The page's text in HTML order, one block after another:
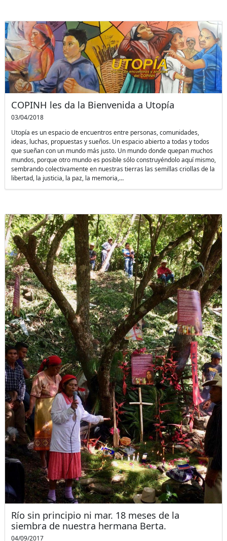
COPINH les da la Bienvenida a Utopía
03/04/2018
Utopía es un espacio de encuentros entre personas, comunidades,
ideas, luchas, propuestas y sueños. Un espacio abierto a todas y todos
que sueñan con un mundo más justo. Un mundo donde quepan muchos
mundos, porque otro mundo es posible sólo construyéndolo aquí mismo,
sembrando colectivamente en nuestras tierras las semillas criollas de la
libertad, la justicia, la paz, la memoria,…
Río sin principio ni mar. 18 meses de la
siembra de nuestra hermana Berta.
04/09/2017